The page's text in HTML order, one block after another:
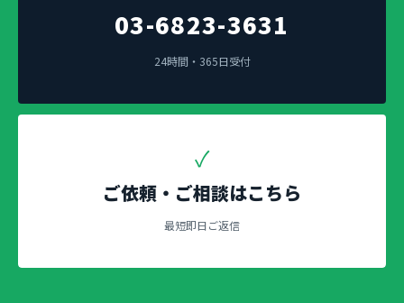
03-6823-3631
24時間・365日受付
✓
ご依頼・ご相談はこちら
最短即日ご返信